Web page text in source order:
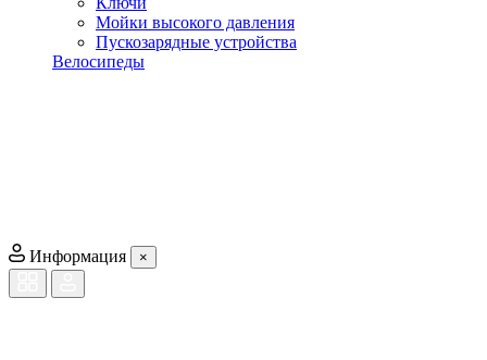
Мойки высокого давления
Пускозарядные устройства
Велосипеды
Информация ×